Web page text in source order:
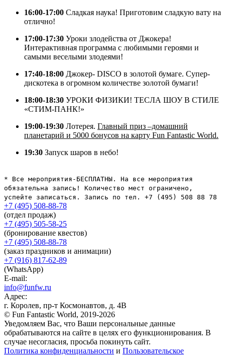
16:00-17:00 Сладкая наука! Приготовим сладкую вату на
отлично!
17:00-17:30 Уроки злодейства от Джокера!
Интерактивная программа с любимыми героями и
самыми веселыми злодеями!
17:40-18:00 Джокер- DISCO в золотой бумаге. Супер-
дискотека в огромном количестве золотой бумаги!
18:00-18:30 УРОКИ ФИЗИКИ! ТЕСЛА ШОУ В СТИЛЕ
«СТИМ-ПАНК!»
19:00-19:30 Лотерея. Главный приз –домашний
планетарий и 5000 бонусов на карту Fun Fantastic World.
19:30 Запуск шаров в небо!
* Все мероприятия-БЕСПЛАТНЫ. На все мероприятия
обязательна запись! Количество мест ограничено,
успейте записаться. Запись по тел. +7 (495) 508 88 78
+7 (495) 508-88-78
(отдел продаж)
+7 (495) 505-58-25
(бронирование квестов)
+7 (495) 508-88-78
(заказ праздников и анимации)
+7 (916) 817-62-89
(WhatsApp)
E-mail:
info@funfw.ru
Адрес:
г. Королев, пр-т Космонавтов, д. 4В
© Fun Fantastic World, 2019-2026
Уведомляем Вас, что Ваши персональные данные
обрабатываются на сайте в целях его функционирования. В
случае несогласия, просьба покинуть сайт.
Политика конфиденциальности и Пользовательское